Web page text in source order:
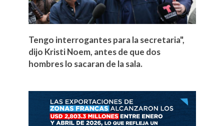
Tengo interrogantes para la secretaria",
dijo Kristi Noem, antes de que dos
hombres lo sacaran de la sala.